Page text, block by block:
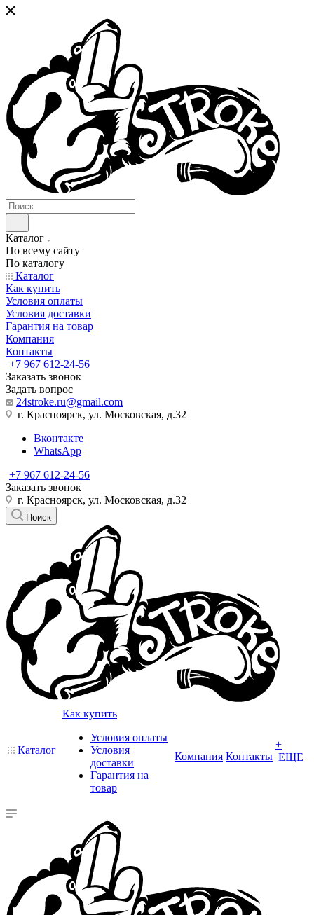
Каталог
По всему сайту
По каталогу
Каталог
Как купить
Условия оплаты
Условия доставки
Гарантия на товар
Компания
Контакты
+7 967 612-24-56
Заказать звонок
Задать вопрос
24stroke.ru@gmail.com
г. Красноярск, ул. Московская, д.32
Вконтакте
WhatsApp
+7 967 612-24-56
Заказать звонок
г. Красноярск, ул. Московская, д.32
Поиск
Каталог
Как купить
Условия оплаты
Условия
доставки
Гарантия на
товар
Компания Контакты
+
ЕЩЕ